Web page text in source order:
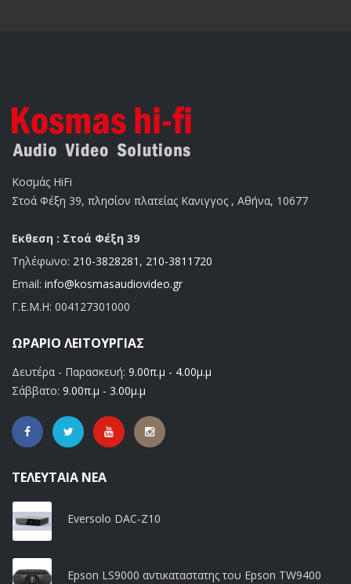
Κοσμάς HiFi
Στοά Φέξη 39, πλησίον πλατείας Κανιγγος , Αθήνα, 10677
Εκθεση : Στοά Φέξη 39
Τηλέφωνο: 210-3828281 , 210-3811720
Email: info@kosmasaudiovideo.gr
Γ.Ε.Μ.Η: 004127301000
ΩΡΆΡΙΟ ΛΕΙΤΟΥΡΓΊΑΣ
Δευτέρα - Παρασκευή: 9.00π.μ - 4.00μ.μ
Σάββατο: 9.00π.μ - 3.00μ.μ
ΤΕΛΕΥΤΑΊΑ ΝΈΑ
Eversolo DAC-Z10
Epson LS9000 αντικαταστατης του Epson TW9400